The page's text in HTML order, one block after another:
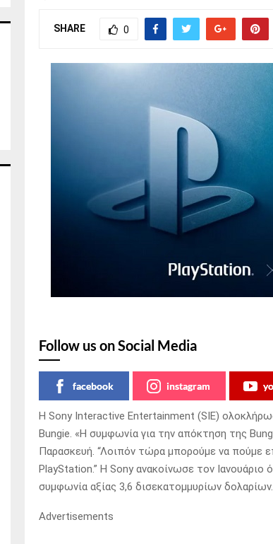
SHARE 0
Follow us on Social Media
facebook instagram
Η Sony Interactive Entertainment (SIE)
Bungie. «Η συμφωνία για την απόκτηση της
Παρασκευή. “Λοιπόν τώρα μπορούμε να πούμε
PlayStation.” Η Sony ανακοίνωσε τον Ιανουάριο
συμφωνία αξίας 3,6 δισεκατομμυρίων δολαρίων.
Advertisements